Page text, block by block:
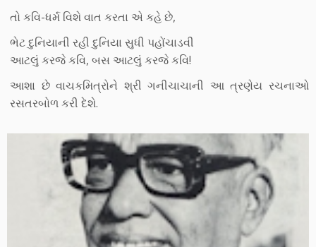
તો કવિ-ધર્મ વિશે વાત કરતા એ કહે છે,
ભેટ દુનિયાની રહી દુનિયા સુધી પહોંચાડવી
આટલું કરજે કવિ, બસ આટલું કરજે કવિ!
આશા છે વાચકમિત્રોને શ્રી ગનીચાચાની આ ત્રણેય રચનાઓ
રસતરબોળ કરી દેશે.